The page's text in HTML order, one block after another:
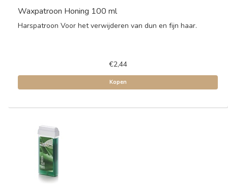
Waxpatroon Honing 100 ml
Harspatroon Voor het verwijderen van dun en fijn haar.
€2,44
Kopen